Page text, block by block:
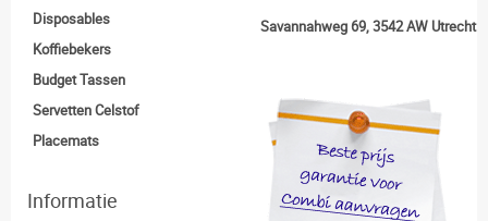
Disposables
Koffiebekers
Budget Tassen
Servetten Celstof
Placemats
Savannahweg 69, 3542 AW Utrecht
Informatie